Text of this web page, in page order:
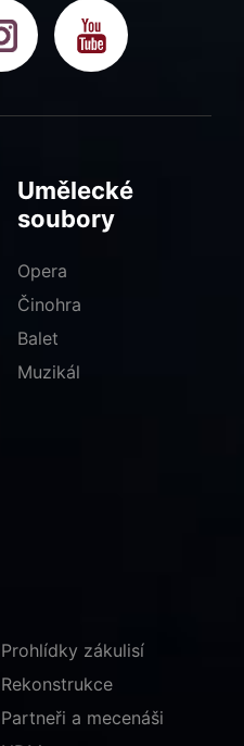
Umělecké
soubory
Opera
Činohra
Balet
Muzikál
Prohlídky zákulisí
Rekonstrukce
Partneři a mecenáši